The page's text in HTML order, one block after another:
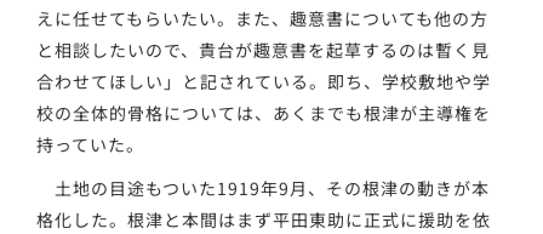
えに任せてもらいたい。また、趣意書についても他の方
と相談したいので、貴台が趣意書を起草するのは暫く見
合わせてほしい」と記されている。即ち、学校敷地や学
校の全体的骨格については、あくまでも根津が主導権を
持っていた。
土地の目途もついた1919年9月、その根津の動きが本
格化した。根津と本間はまず平田東助に正式に援助を依